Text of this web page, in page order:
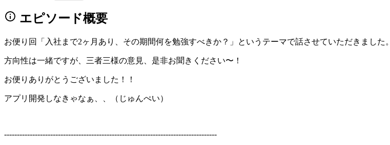
エピソード概要
お便り回「入社まで2ヶ月あり、その期間何を勉強すべきか？」というテーマで話させていただきました。
方向性は一緒ですが、三者三様の意見、是非お聞きください〜！
お便りありがとうございました！！
アプリ開発しなきゃなぁ、、（じゅんぺい）
-----------------------------------------------------------------------------------